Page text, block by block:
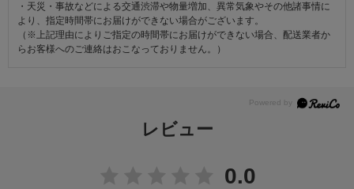
・天災・事故などによる交通渋滞や物量増加、異常気象やその他諸事情に
より、指定時間帯にお届けができない場合がございます。
（※上記理由によりご指定の時間帯にお届けができない場合、配送業者か
らお客様へのご連絡はおこなっておりません。）
レビュー
0.0